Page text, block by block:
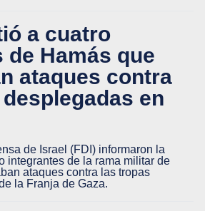
a cuatro
Hamás que
ataques contra
en
de Israel (FDI) informaron la
integrantes de la rama militar de
ataques contra las tropas
la Franja de Gaza.